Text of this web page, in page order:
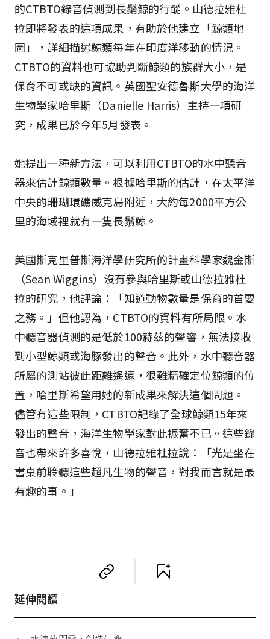
的CTBTO錄音偵測到長鬚鯨的行蹤。山德拉雅杜
拉即將發表的這項成果，有助於他建立「鯨類地
圖」，詳細描述鯨類每年在印度洋移動的情況。
CTBTO的資料也可協助判斷鯨類的族群大小，是
保育不可或缺的資訊。英國聖安德魯斯大學的海洋
生物學家哈里斯（Danielle Harris）主持一項研
究，成果已於今年5月發表。
她提出一種新方法，可以利用CTBTO的水中聽音
器來估計鯨類數量。根據哈里斯的估計，在太平洋
中央的珊瑚環礁威克島附近，大約每2000平方公
里的海域裡就有一隻長鬚鯨。
美國斯克里普斯海洋學研究所的計畫科學家魏金斯
（Sean Wiggins）沒有參與哈里斯或山德拉雅杜
拉的研究，他評論：「知道動物數量是保育的首要
之務。」但他認為，CTBTO的資料有所局限。水
中聽音器偵測的是低於100赫茲的聲響，無法接收
到小型鯨類或海豚發出的聲音。此外，水中聽音器
所屬的測站彼此距離遙遠，很難精確定位鯨類的位
置，哈里斯希望用她的新成果來解決這個問題。
儘管有這些限制，CTBTO記錄了全球鯨類15年來
發出的聲音，海洋生物學家對此振奮不已。這些錄
音也帶來許多喜悅，山德拉雅杜拉說：「光是坐在
書桌前聆聽這些超凡生物的聲音，對我而言就是最
有趣的事。」
延伸閱讀